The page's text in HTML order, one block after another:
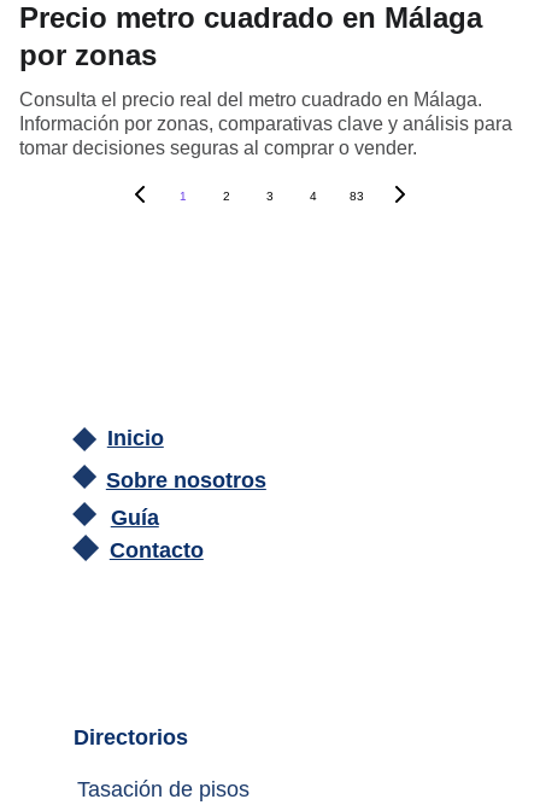
Precio metro cuadrado en Málaga
por zonas
Consulta el precio real del metro cuadrado en Málaga.
Información por zonas, comparativas clave y análisis para
tomar decisiones seguras al comprar o vender.
1 2 3 4 83
Inicio
Guía
Contacto
Sobre nosotros
Directorios
Tasación de pisos